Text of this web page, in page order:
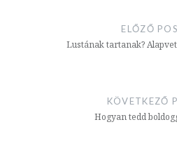
ELŐZŐ
Lustának tartanak?
KÖVETKEZŐ
Hogyan tedd